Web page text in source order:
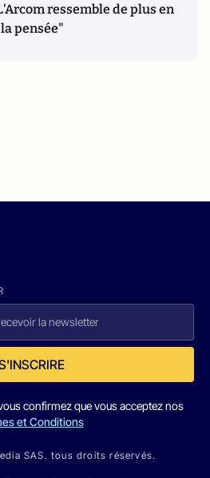
ressemble de plus en
pensée"
confirmez que vous acceptez nos
et Conditions
SAS. tous droits réservés.